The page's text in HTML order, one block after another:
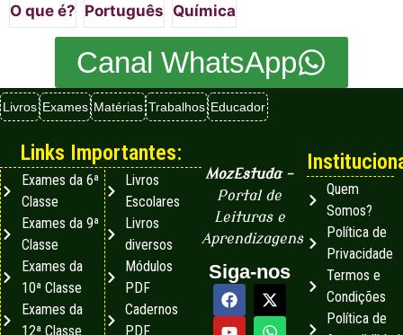
O que é? Português Química
Canal WhatsApp
Livros Exames Matérias Trabalhos Educador
MozEstuda–
Portal de
Leituras e
Aprendizagens
Siga-nos
Quem
Somos?
Política de
Privacidade
Termos e
Condições
Política de
Links Importantes:
Exames da 6ª
Classe
Exames da 9ª
Classe
Exames da
10ª Classe
Exames da
12ª Classe
Livros
Escolares
Livros
diversos
Módulos
PDF
Cadernos
PDF